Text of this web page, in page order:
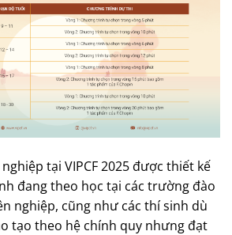
tại VIPCF 2025 được thiết kế
đang theo học tại các trường đào
nghiệp, cũng như các thí sinh dù
tạo theo hệ chính quy nhưng đạt